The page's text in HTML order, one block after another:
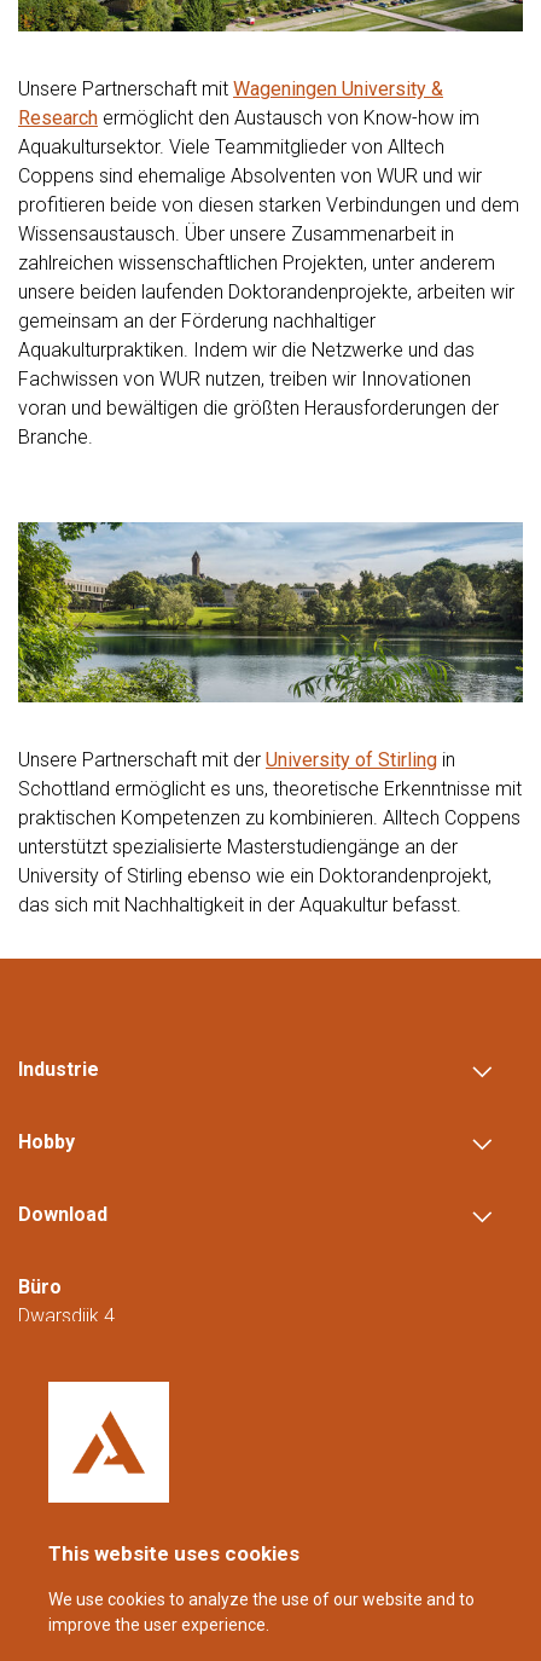
This website uses cookies
We use cookies to analyze the use of our website and to
improve the user experience.
Unsere Partnerschaft mit Wageningen University &
Research ermöglicht den Austausch von Know-how im
Aquakultursektor. Viele Teammitglieder von Alltech
Coppens sind ehemalige Absolventen von WUR und wir
profitieren beide von diesen starken Verbindungen und dem
Wissensaustausch. Über unsere Zusammenarbeit in
zahlreichen wissenschaftlichen Projekten, unter anderem
unsere beiden laufenden Doktorandenprojekte, arbeiten wir
gemeinsam an der Förderung nachhaltiger
Aquakulturpraktiken. Indem wir die Netzwerke und das
Fachwissen von WUR nutzen, treiben wir Innovationen
voran und bewältigen die größten Herausforderungen der
Branche.
Unsere Partnerschaft mit der University of Stirling in
Schottland ermöglicht es uns, theoretische Erkenntnisse mit
praktischen Kompetenzen zu kombinieren. Alltech Coppens
unterstützt spezialisierte Masterstudiengänge an der
University of Stirling ebenso wie ein Doktorandenprojekt,
das sich mit Nachhaltigkeit in der Aquakultur befasst.
Industrie
Hobby
Download
Büro
Dwarsdijk 4
Niederlande
+31 (0)88 23 42 200
08:00 bis 16:00 Uhr (CET/CEST).
coppens@alltech.com
Follow us